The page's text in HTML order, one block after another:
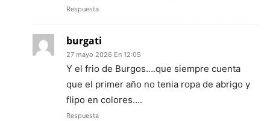
Respuesta
burgati
27 mayo 2026 En 12:05
Y el frio de Burgos….que siempre cuenta
que el primer año no tenia ropa de abrigo y
flipo en colores….
Respuesta